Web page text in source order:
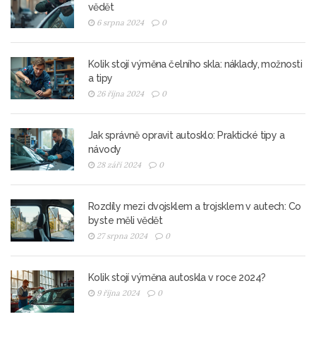
vědět
6 srpna 2024 0
Kolik stojí výměna čelního skla: náklady, možnosti
a tipy
26 října 2024 0
Jak správně opravit autosklo: Praktické tipy a
návody
28 září 2024 0
Rozdíly mezi dvojsklem a trojsklem v autech: Co
byste měli vědět
27 srpna 2024 0
Kolik stojí výměna autoskla v roce 2024?
9 října 2024 0